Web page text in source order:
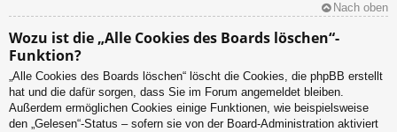
Nach oben
Wozu ist die „Alle Cookies des Boards löschen“-
Funktion?
„Alle Cookies des Boards löschen“ löscht die Cookies, die phpBB erstellt
hat und die dafür sorgen, dass Sie im Forum angemeldet bleiben.
Außerdem ermöglichen Cookies einige Funktionen, wie beispielsweise
den „Gelesen“-Status – sofern sie von der Board-Administration aktiviert